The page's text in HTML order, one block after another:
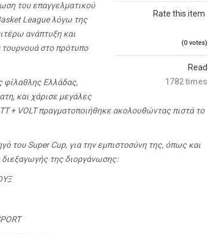
Rate this item
(0 votes)
Read
1782 times
του επαγγελματικού
League λόγω της
ανάπτυξη και
στο πρότυπο
φίλαθλης Ελλάδας,
και χάρισε μεγάλες
+ VOLT πραγματοποιήθηκε ακολουθώντας πιστά το
του Super Cup, για την εμπιστοσύνη της, όπως και
διεξαγωγής της διοργάνωσης: